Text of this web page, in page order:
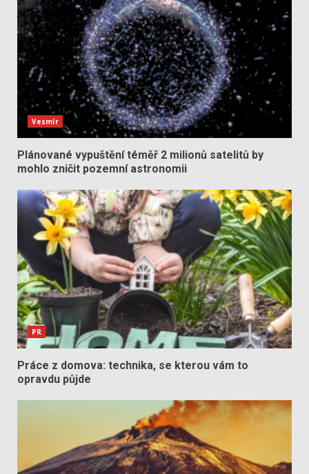
Vesmír
Plánované vypuštění téměř 2 milionů satelitů by
mohlo zničit pozemní astronomii
PR
Práce z domova: technika, se kterou vám to
opravdu půjde